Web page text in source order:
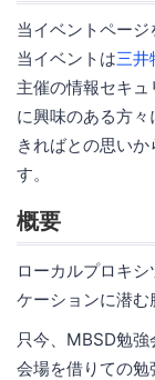
当イベントページ
当イベントは三井
主催の情報セキ
に興味のある方
きればとの思い
す。
概要
ローカルプロキシ
ケーションに潜む
只今、MBSD勉強
会場を借りての